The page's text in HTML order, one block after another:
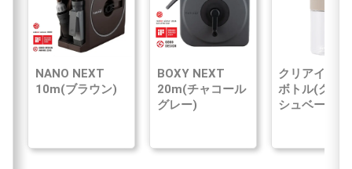
NANO NEXT
10m(ブラウン)
BOXY NEXT
20m(チャコール
グレー)
クリアイン浄
ボトル(グレ
シュベージ